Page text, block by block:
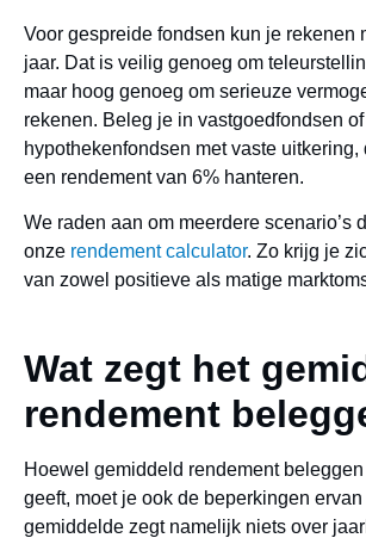
Voor gespreide fondsen kun je rekenen
jaar. Dat is veilig genoeg om
maar hoog genoeg om serieuze
rekenen. Beleg je in vastgoedfondsen
hypothekenfondsen met vaste
een rendement van 6% hanteren.
We raden aan om meerdere scenario’s
onze rendement calculator. Zo krijg je
van zowel positieve als matige
Wat zegt het
rendement
Hoewel gemiddeld rendement
geeft, moet je ook de beperkingen
gemiddelde zegt namelijk niets over